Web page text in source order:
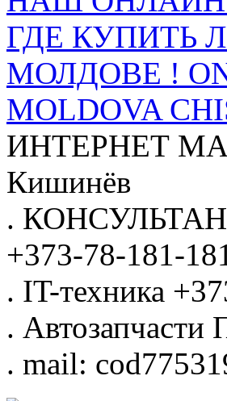
ГДЕ КУПИТЬ
МОЛДОВЕ !
MOLDOVA
ИНТЕРНЕТ
Кишинёв
.
+373-78-181-
. IT-техника
. Автозапчасти
. mail: